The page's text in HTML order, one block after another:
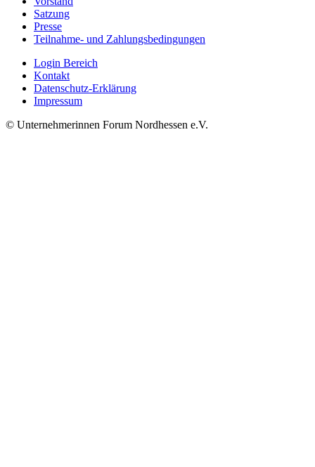
Satzung
Presse
Teilnahme- und Zahlungsbedingungen
Login Bereich
Kontakt
Datenschutz-Erklärung
Impressum
© Unternehmerinnen Forum Nordhessen e.V.